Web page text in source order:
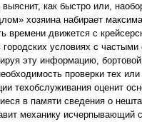
как быстро или,
хозяина набирает
времени движется с
условиях с частыми
эту информацию,
проверки тех
техобслуживания оценит
в памяти сведения о
механику исчерпывающий